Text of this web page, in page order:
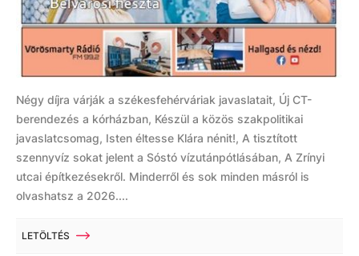
Négy díjra várják a székesfehérváriak javaslatait, Új CT-
berendezés a kórházban, Készül a közös szakpolitikai
javaslatcsomag, Isten éltesse Klára nénit!, A tisztított
szennyvíz sokat jelent a Sóstó vízutánpótlásában, A Zrínyi
utcai építkezésekről. Minderről és sok minden másról is
olvashatsz a 2026....
LETÖLTÉS